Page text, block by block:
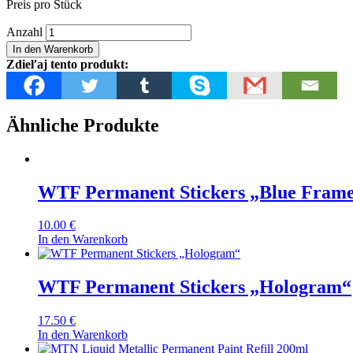
Preis pro Stück
Anzahl MTN
Street
Ink
1000ml
Menge
In den Warenkorb
Zdieľaj tento produkt:
Ähnliche Produkte
WTF Permanent Stickers „Blue
10.00 €
In den Warenkorb
WTF Permanent Stickers „Hologram“
17.50 €
In den Warenkorb